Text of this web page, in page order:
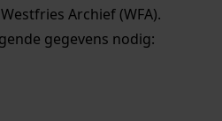
Archief (WFA).
gegevens nodig: